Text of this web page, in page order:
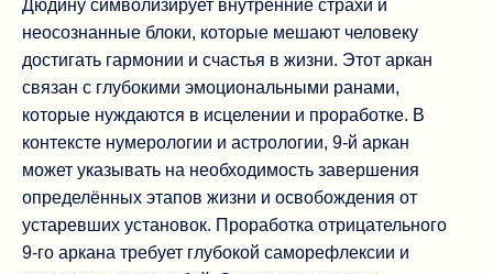
Дюдину символизирует внутренние страхи и
неосознанные блоки, которые мешают человеку
достигать гармонии и счастья в жизни. Этот аркан
связан с глубокими эмоциональными ранами,
которые нуждаются в исцелении и проработке. В
контексте нумерологии и астрологии, 9-й аркан
может указывать на необходимость завершения
определённых этапов жизни и освобождения от
устаревших установок. Проработка отрицательного
9-го аркана требует глубокой саморефлексии и